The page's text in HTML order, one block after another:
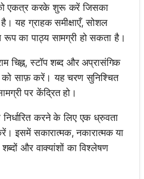
एकत्र करके शुरू करें जिसका
यह ग्राहक समीक्षाएँ, सोशल
रूप का पाठ्य सामग्री हो सकता है।
चिह्न, स्टॉप शब्द और अप्रासंगिक
को साफ़ करें। यह चरण सुनिश्चित
पर केंद्रित हो।
निर्धारित करने के लिए एक ध्रुवता
इसमें सकारात्मक, नकारात्मक या
और वाक्यांशों का विश्लेषण